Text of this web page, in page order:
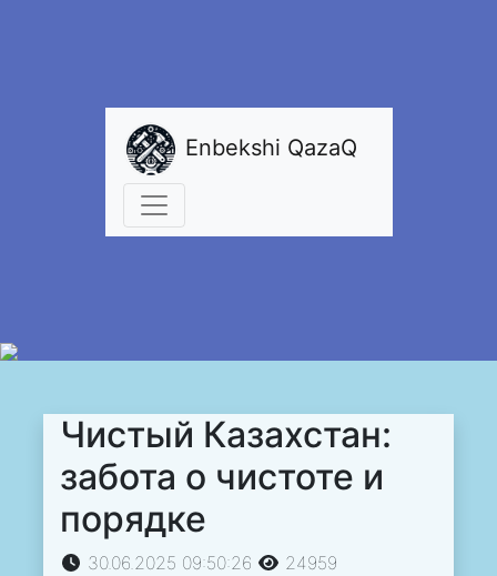
Enbekshi QazaQ
Чистый Казахстан:
забота о чистоте и
порядке
30.06.2025 09:50:26 24959